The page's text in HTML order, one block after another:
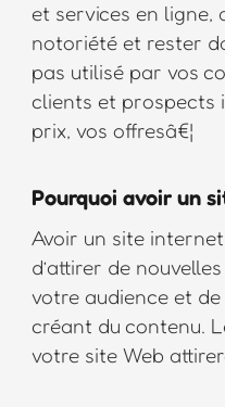
et services en ligne,
notoriété et rester
pas utilisé par vos
clients et prospects
prix, vos offresâ€¦
Pourquoi avoir un
Avoir un site
d’attirer de
votre audience et
créant du contenu.
votre site Web